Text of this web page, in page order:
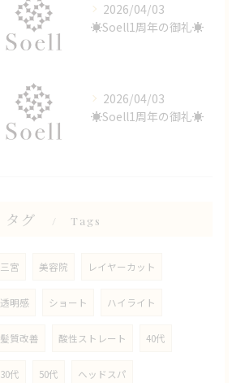
2026/04/03
☀️Soell1周年の御礼☀️
2026/04/03
☀️Soell1周年の御礼☀️
タグ Tags
三宮 美容院 レイヤーカット
透明感 ショート ハイライト
髪質改善 酸性ストレート 40代
30代 50代 ヘッドスパ